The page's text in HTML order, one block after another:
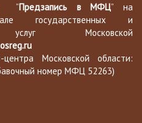
”Предзапись в МФЦ” на
государственных и
услуг Московской
Московской области:
номер МФЦ 52263)